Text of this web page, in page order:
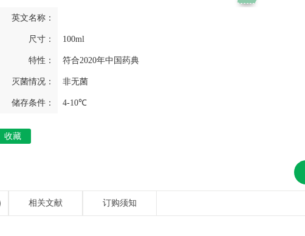
英文名称：
尺寸： 100ml
特性： 符合2020年中国药典
灭菌情况： 非无菌
储存条件： 4-10℃
收藏
相关文献 订购须知